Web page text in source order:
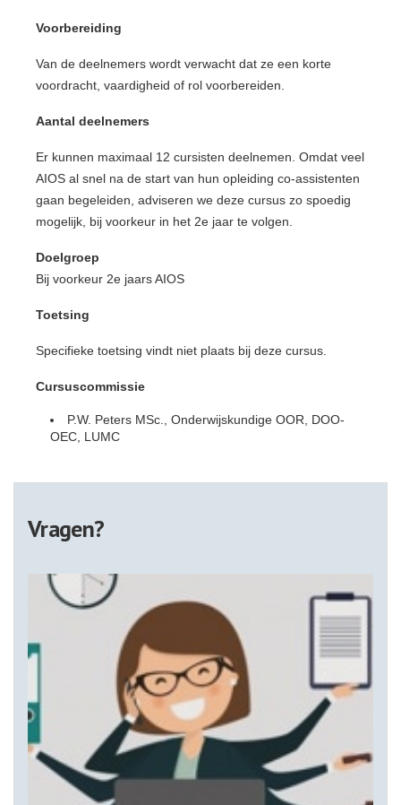
Voorbereiding
Van de deelnemers wordt verwacht dat ze een korte
voordracht, vaardigheid of rol voorbereiden.
Aantal deelnemers
Er kunnen maximaal 12 cursisten deelnemen. Omdat veel
AIOS al snel na de start van hun opleiding co-assistenten
gaan begeleiden, adviseren we deze cursus zo spoedig
mogelijk, bij voorkeur in het 2e jaar te volgen.
Doelgroep
Bij voorkeur 2e jaars AIOS
Toetsing
Specifieke toetsing vindt niet plaats bij deze cursus.
Cursuscommissie
P.W. Peters MSc., Onderwijskundige OOR, DOO-
OEC, LUMC
Vragen?